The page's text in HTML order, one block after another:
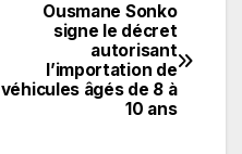
Ousmane Sonko
signe le décret
autorisant
l’importation de
véhicules âgés de 8 à
10 ans